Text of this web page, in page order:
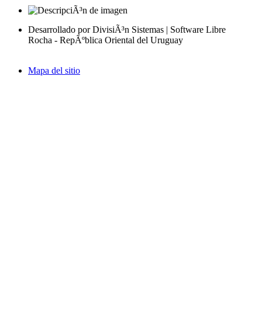
Desarrollado por DivisiÃ³n Sistemas | Software Libre
Rocha - RepÃºblica Oriental del Uruguay
Mapa del sitio